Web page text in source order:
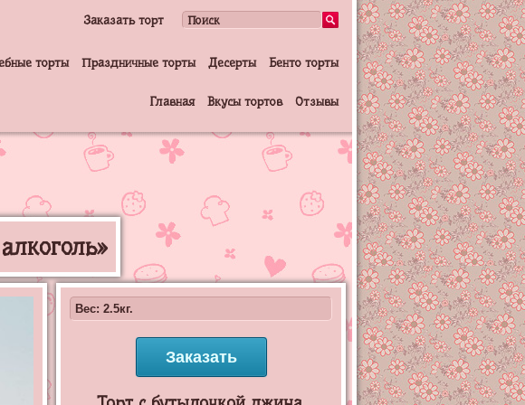
Заказать торт
торты Праздничные торты Десерты Бенто торты
Главная Вкусы тортов Отзывы
Вес: 2.5кг.
Заказать